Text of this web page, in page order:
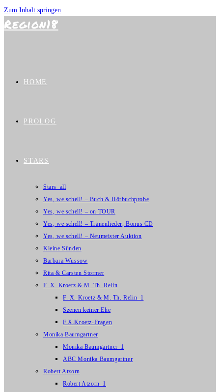
Zum Inhalt springen
Region18
HOME
PROLOG
STARS
Stars_all
Yes, we schell! – Buch & Hörbuchprobe
Yes, we schell! – on TOUR
Yes, we schell! – Tränenlieder, Bonus CD
Yes, we schell! – Neumeister Auktion
Kleine Sünden
Barbara Wussow
Rita & Carsten Stormer
F. X. Kroetz & M. Th. Relin
F. X. Kroetz & M. Th. Relin_1
Szenen keiner Ehe
F.X.Kroetz-Fragen
Monika Baumgartner
Monika Baumgartner_1
ABC Monika Baumgartner
Robert Atzorn
Robert Atzorn_1